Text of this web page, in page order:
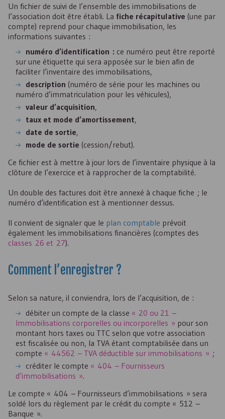
Un fichier de suivi de l’ensemble des immobilisations de
l’association doit être établi. La fiche récapitulative (une par
compte) reprend pour chaque immobilisation, les
informations suivantes :
numéro d’identification : ce numéro peut être reporté
sur une étiquette qui sera apposée sur le bien afin de
faciliter l’inventaire des immobilisations,
description (numéro de série pour les machines ou
numéro d’immatriculation pour les véhicules),
valeur d’acquisition,
taux et mode d’amortissement,
date de sortie,
mode de sortie (cession/rebut).
Ce fichier est à mettre à jour lors de l’inventaire physique à la
clôture de l’exercice et à rapprocher de la comptabilité.
Un double des factures doit être annexé à chaque fiche ; le
numéro d’identification est à mentionner dessus.
Il convient de signaler que le plan comptable prévoit
également les immobilisations financières (comptes des
classes 26 et 27).
Comment l’enregistrer ?
Selon sa nature, il conviendra, lors de l’acquisition, de :
débiter un compte de la classe « 20 ou 21 –
Immobilisations corporelles ou incorporelles » pour son
montant hors taxes ou TTC selon que votre association
est fiscalisée ou non, la TVA étant comptabilisée dans un
compte « 44562 – TVA déductible sur immobilisations » ;
créditer le compte « 404 – Fournisseurs
d’immobilisations ».
Le compte « 404 – Fournisseurs d’immobilisations » sera
soldé lors du règlement par le crédit du compte « 512 –
Banque ».